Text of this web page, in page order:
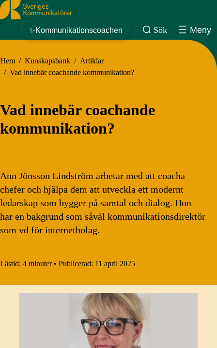
Sveriges Kommunikatörer
✨Kommunikationscoachen Sök Meny
Hem / Kunskapsbank / Artiklar
/ Vad innebär coachande kommunikation?
Vad innebär coachande
kommunikation?
Ann Jönsson Lindström arbetar med att coacha
chefer och hjälpa dem att utveckla ett modernt
ledarskap som bygger på samtal och dialog. Hon
har en bakgrund som såväl kommunikationsdirektör
som vd för internetbolag.
Lästid: 4 minuter • Publicerad: 11 april 2025